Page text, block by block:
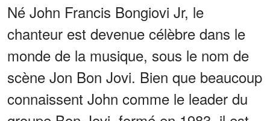
Né John Francis Bongiovi Jr, le
chanteur est devenue célèbre dans le
monde de la musique, sous le nom de
scène Jon Bon Jovi. Bien que beaucoup
connaissent John comme le leader du